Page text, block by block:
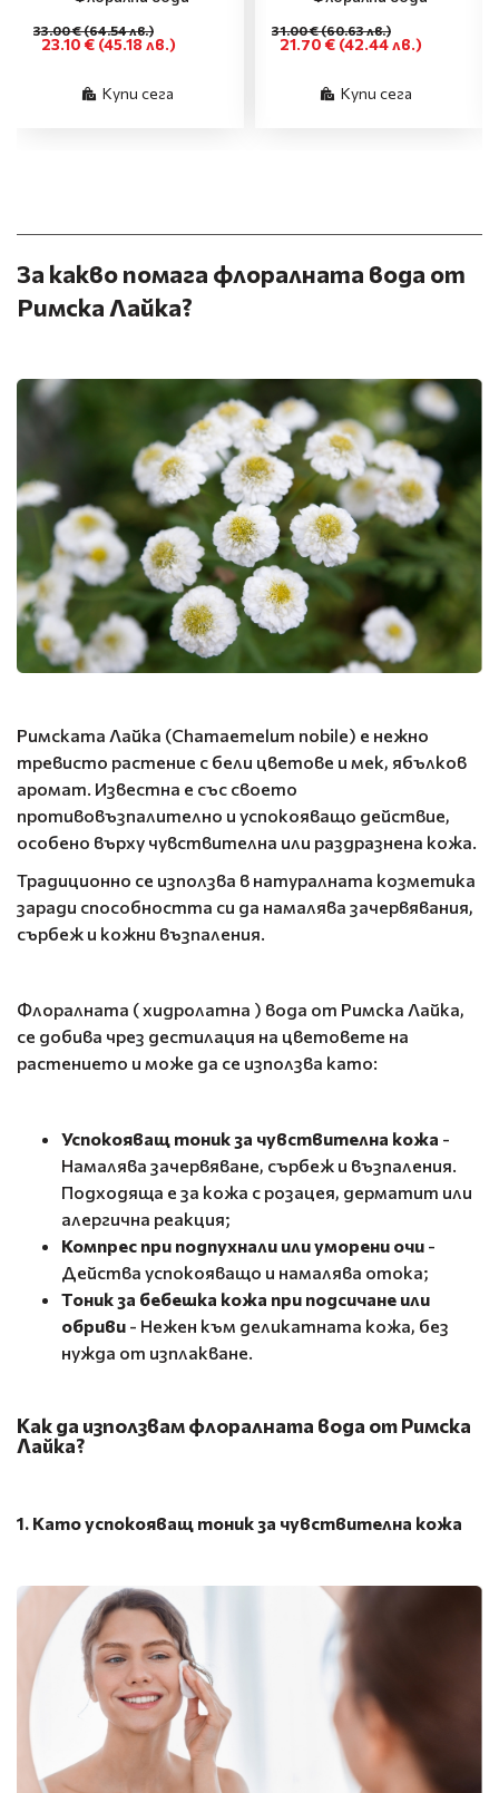
23.10 € (45.18 лв.)
33.00 €(64.54 лв.)
Купи сега
21.70 € (42.44 лв.)
31.00 €(60.63 лв.)
Купи сега
За какво помага флоралната вода от
Римска Лайка?
Римската Лайка (Chamaemelum nobile) е нежно
тревисто растение с бели цветове и мек, ябълков
аромат. Известна е със своето
противовъзпалително и успокояващо действие,
особено върху чувствителна или раздразнена кожа.
Традиционно се използва в натуралната козметика
заради способността си да намалява зачервявания,
сърбеж и кожни възпаления.
Флоралната ( хидролатна ) вода от Римска Лайка,
се добива чрез дестилация на цветовете на
растението и може да се използва като:
Успокояващ тоник за чувствителна кожа -
Намалява зачервяване, сърбеж и възпаления.
Подходяща е за кожа с розацея, дерматит или
алергична реакция;
Компрес при подпухнали или уморени очи -
Действа успокояващо и намалява отока;
Тоник за бебешка кожа при подсичане или
обриви - Нежен към деликатната кожа, без
нужда от изплакване.
Как да използвам флоралната вода от Римска
Лайка?
1. Като успокояващ тоник за чувствителна кожа